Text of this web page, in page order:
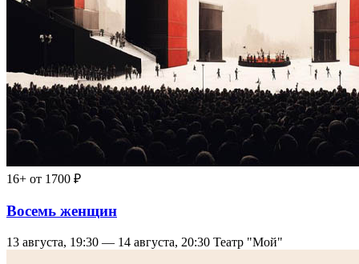
16+ от 1700 ₽
Восемь женщин
13 августа, 19:30 — 14 августа, 20:30 Театр "Мой"